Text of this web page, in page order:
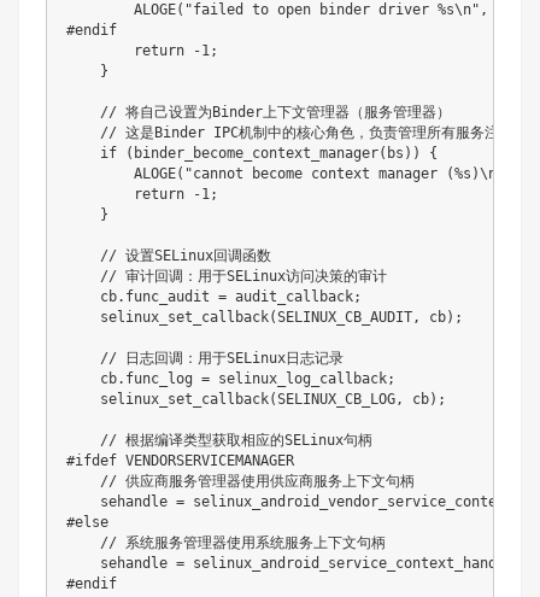
ALOGE("failed to open binder driver %s\n",
#endif
        return -1;
    }
    // 将自己设置为Binder上下文管理器（服务管理器）
// 这是Binder IPC机制中的核心角色，负责管理所有服务注册和
    if (binder_become_context_manager(bs)) {
ALOGE("cannot become context manager (%s)\n",
        return -1;
    }
    // 设置SELinux回调函数
    // 审计回调：用于SELinux访问决策的审计
    cb.func_audit = audit_callback;
    selinux_set_callback(SELINUX_CB_AUDIT, cb);
    // 日志回调：用于SELinux日志记录
    cb.func_log = selinux_log_callback;
    selinux_set_callback(SELINUX_CB_LOG, cb);
    // 根据编译类型获取相应的SELinux句柄
#ifdef VENDORSERVICEMANAGER
    // 供应商服务管理器使用供应商服务上下文句柄
sehandle =
#else
    // 系统服务管理器使用系统服务上下文句柄
    sehandle = selinux_android_service_context_handle();
#endif